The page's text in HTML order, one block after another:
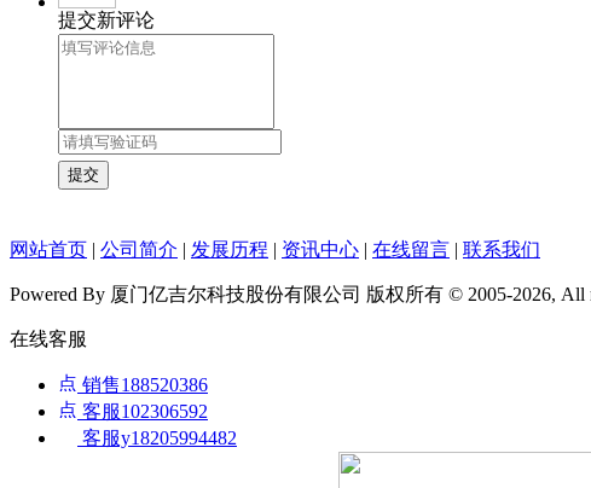
提交新评论
网站首页 | 公司简介 | 发展历程 | 资讯中心 | 在线留言 | 联系我们
Powered By 厦门亿吉尔科技股份有限公司 版权所有 © 2005-2026, All
在线客服
销售188520386
客服102306592
客服y18205994482